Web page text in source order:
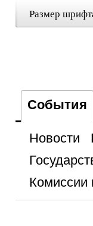
Размер
События
Новости
Комиссии